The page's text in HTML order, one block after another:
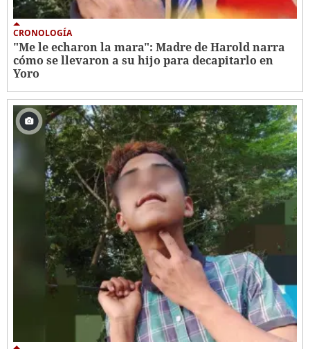
CRONOLOGÍA
"Me le echaron la mara": Madre de Harold narra
cómo se llevaron a su hijo para decapitarlo en
Yoro